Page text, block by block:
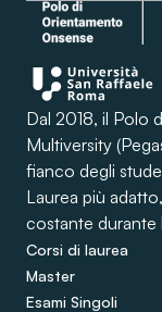
Dal 2018, il Polo
Multiversity
fianco degli
Laurea più
costante durante
Corsi di laurea
Master
Esami Singoli